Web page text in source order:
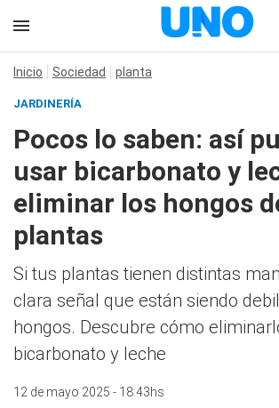
Inicio Sociedad planta
JARDINERÍA
Pocos lo saben: así
usar bicarbonato y
eliminar los hongos
plantas
Si tus plantas tienen distintas
clara señal que están siendo
hongos. Descubre cómo
bicarbonato y leche
12 de mayo 2025 - 18:43hs